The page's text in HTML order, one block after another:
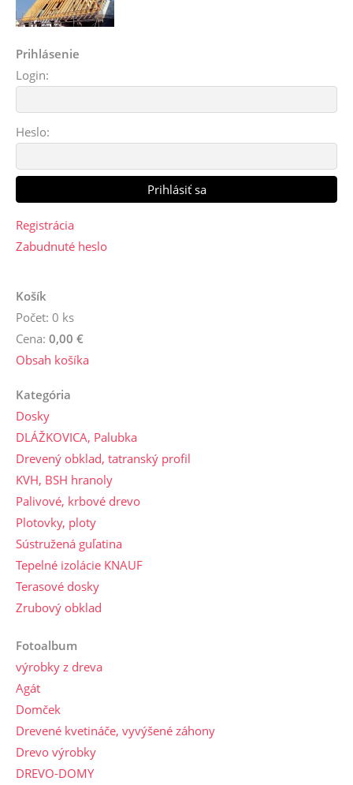
Prihlásenie
Login:
Heslo:
Registrácia
Zabudnuté heslo
Košík
Počet: 0 ks
Cena: 0,00 €
Obsah košíka
Kategória
Dosky
DLÁŽKOVICA, Palubka
Drevený obklad, tatranský profil
KVH, BSH hranoly
Palivové, krbové drevo
Plotovky, ploty
Sústružená guľatina
Tepelné izolácie KNAUF
Terasové dosky
Zrubový obklad
Fotoalbum
výrobky z dreva
Agát
Domček
Drevené kvetináče, vyvýšené záhony
Drevo výrobky
DREVO-DOMY